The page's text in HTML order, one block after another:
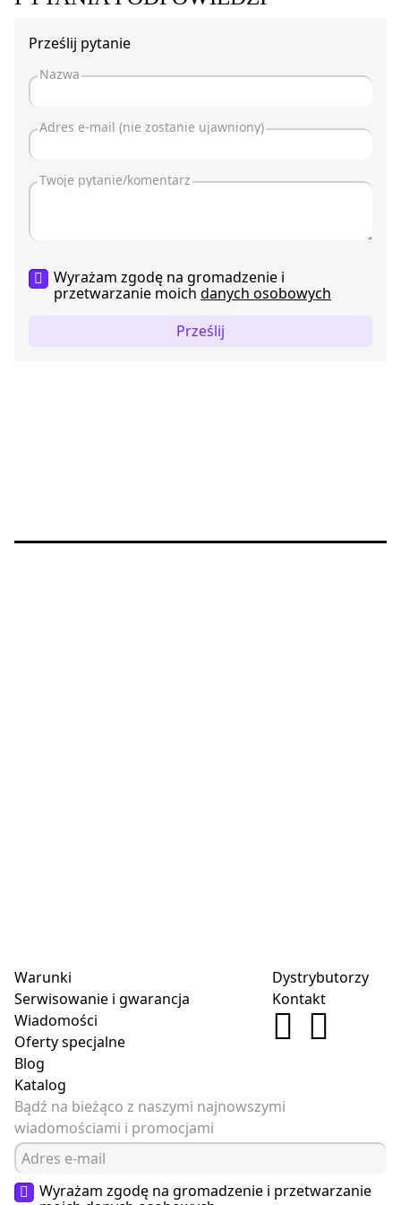
Prześlij pytanie
Wyrażam zgodę na gromadzenie i
przetwarzanie moich danych osobowych
Prześlij
Warunki
Serwisowanie i gwarancja
Wiadomości
Oferty specjalne
Blog
Katalog
Dystrybutorzy
Kontakt
Bądź na bieżąco z naszymi najnowszymi
wiadomościami i promocjami
Wyrażam zgodę na gromadzenie i przetwarzanie